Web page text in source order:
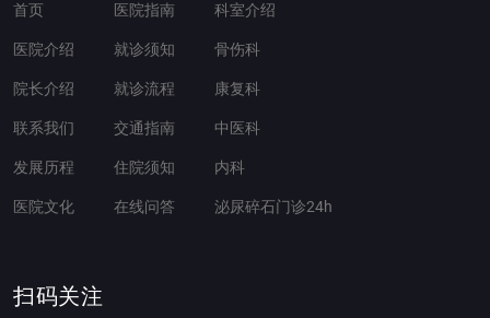
首页
医院介绍
院长介绍
联系我们
发展历程
医院文化
医院指南
就诊须知
就诊流程
交通指南
住院须知
在线问答
科室介绍
骨伤科
康复科
中医科
内科
泌尿碎石门诊24h
扫码关注